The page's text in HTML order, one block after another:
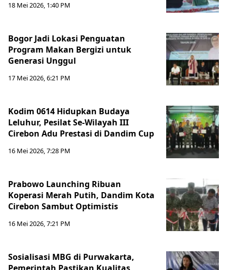
18 Mei 2026, 1:40 PM
Bogor Jadi Lokasi Penguatan
Program Makan Bergizi untuk
Generasi Unggul
17 Mei 2026, 6:21 PM
Kodim 0614 Hidupkan Budaya
Leluhur, Pesilat Se-Wilayah III
Cirebon Adu Prestasi di Dandim Cup
16 Mei 2026, 7:28 PM
Prabowo Launching Ribuan
Koperasi Merah Putih, Dandim Kota
Cirebon Sambut Optimistis
16 Mei 2026, 7:21 PM
Sosialisasi MBG di Purwakarta,